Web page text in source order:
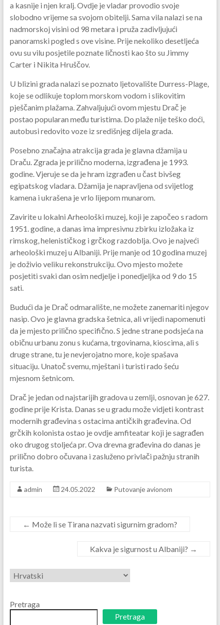
a kasnije i njen kralj. Ovdje je vladar provodio svoje
slobodno vrijeme sa svojom obitelji. Sama vila nalazi se na
nadmorskoj visini od 98 metara i pruža zadivljujući
panoramski pogled s ove visine. Prije nekoliko desetljeća
ovu su vilu posjetile poznate ličnosti kao što su Jimmy
Carter i Nikita Hruščov.
U blizini grada nalazi se poznato ljetovalište Durress-Plage,
koje se odlikuje toplom morskom vodom i slikovitim
pješčanim plažama. Zahvaljujući ovom mjestu Drač je
postao popularan među turistima. Do plaže nije teško doći,
autobusi redovito voze iz središnjeg dijela grada.
Posebno značajna atrakcija grada je glavna džamija u
Draču. Zgrada je prilično moderna, izgrađena je 1993.
godine. Vjeruje se da je hram izgrađen u čast bivšeg
egipatskog vladara. Džamija je napravljena od svijetlog
kamena i ukrašena je vrlo lijepom munarom.
Zavirite u lokalni Arheološki muzej, koji je započeo s radom
1951. godine, a danas ima impresivnu zbirku izložaka iz
rimskog, helenističkog i grčkog razdoblja. Ovo je najveći
arheološki muzej u Albaniji. Prije manje od 10 godina muzej
je doživio veliku rekonstrukciju. Ovo mjesto možete
posjetiti svaki dan osim nedjelje i ponedjeljka od 9 do 15
sati.
Budući da je Drač odmaralište, ne možete zanemariti njegov
nasip. Ovo je glavna gradska šetnica, ali vrijedi napomenuti
da je mjesto prilično specifično. S jedne strane podsjeća na
običnu urbanu zonu s kućama, trgovinama, kioscima, ali s
druge strane, tu je nevjerojatno more, koje spašava
situaciju. Unatoč svemu, mještani i turisti rado šeću
mjesnom šetnicom.
Drač je jedan od najstarijih gradova u zemlji, osnovan je 627.
godine prije Krista. Danas se u gradu može vidjeti kontrast
modernih građevina s ostacima antičkih građevina. Od
grčkih kolonista ostao je ovdje amfiteatar koji je sagrađen
oko drugog stoljeća pr. Ova drevna građevina do danas je
prilično dobro očuvana i zasluženo privlači pažnju stranih
turista.
admin 24.05.2022 Putovanje avionom
← Može li se Tirana nazvati sigurnim gradom?
Kakva je sigurnost u Albaniji? →
Odaberite
jezik
Pretraga
Pretraga